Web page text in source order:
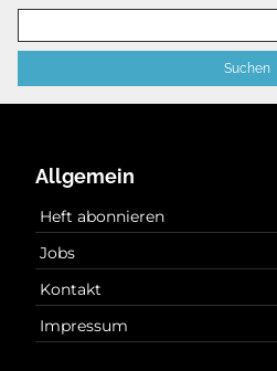
Allgemein
Heft abonnieren
Jobs
Kontakt
Impressum